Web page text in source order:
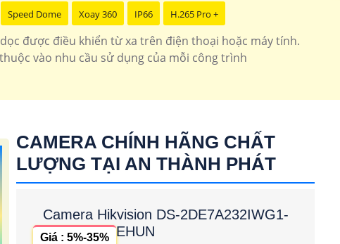
kế tinh tế dễ dàng sử dụngKN-H41P
xoay 360 Dahua
Speed Dome Xoay 360 IP66 H.265 Pro +
được điều khiển từ xa trên điện thoại hoặc máy tính.
vào nhu cầu sử dụng của mỗi công trình
CAMERA CHÍNH HÃNG CHẤT
LƯỢNG TẠI AN THÀNH PHÁT
Camera Hikvision DS-2DE7A232IWG1-
EHUN
Giá : 5%-35%